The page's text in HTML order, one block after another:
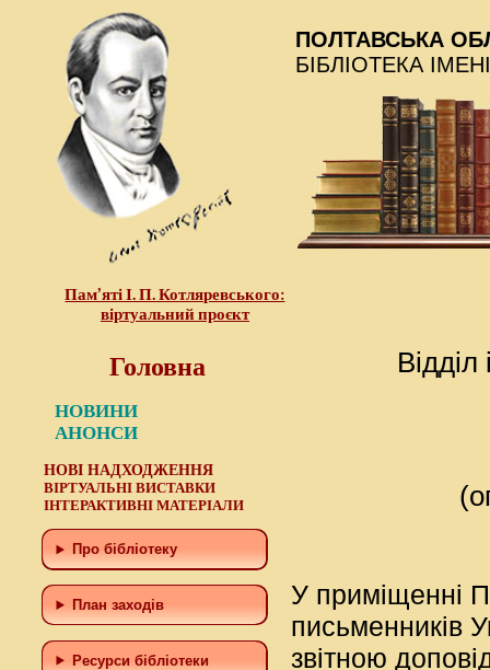
Пам’яті І. П. Котляревського:
віртуальний проєкт
ПОЛТАВСЬКА
БІБЛІОТЕКА
Головна
НОВИНИ
АНОНСИ
НОВІ НАДХОДЖЕННЯ
ВІРТУАЛЬНІ ВИСТАВКИ
ІНТЕРАКТИВНІ МАТЕРІАЛИ
Про бібліотеку
План заходів
Ресурси бібліотеки
У приміщенні
письменників
звітною